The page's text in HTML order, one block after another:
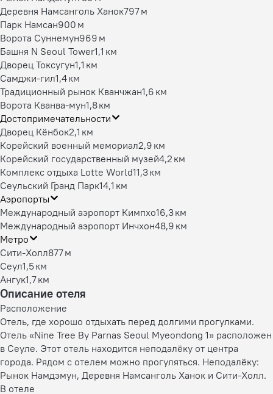
Деревня Намсанголь Ханок797 м
Парк Намсан900 м
Ворота Суннемун969 м
Башня N Seoul Tower1,1 км
Дворец Токсугун1,1 км
Самджи-гил1,4 км
Традиционный рынок Кванчжан1,6 км
Ворота Кванва-мун1,8 км
Достопримечательности
Дворец Кёнбок2,1 км
Корейский военный мемориал2,9 км
Корейский государственный музей4,2 км
Комплекс отдыха Lotte World11,3 км
Сеульский Гранд Парк14,1 км
Аэропорты
Международный аэропорт Кимпхо16,3 км
Международный аэропорт Инчхон48,9 км
Метро
Сити-Холл877 м
Сеул1,5 км
Ангук1,7 км
Описание отеля
Расположение
Отель, где хорошо отдыхать перед долгими прогулками.
Отель «Nine Tree By Parnas Seoul Myeondong 1» расположен
в Сеуле. Этот отель находится неподалёку от центра
города. Рядом с отелем можно прогуляться. Неподалёку:
Рынок Намдэмун, Деревня Намсанголь Ханок и Сити-Холл.
В отеле